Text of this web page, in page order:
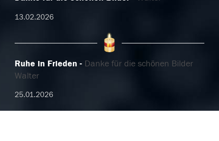
13.02.2026
Ruhe in Frieden
Danke für die schönen Bilder
Walter
25.01.2026